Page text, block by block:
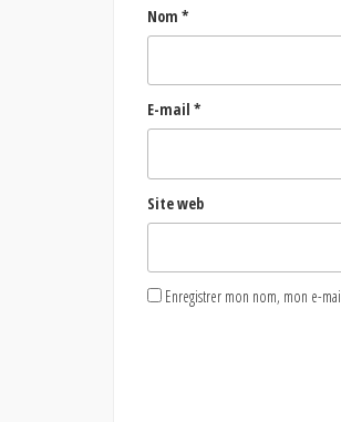
Nom *
E-mail *
Site web
Enregistrer mon nom, mon e-